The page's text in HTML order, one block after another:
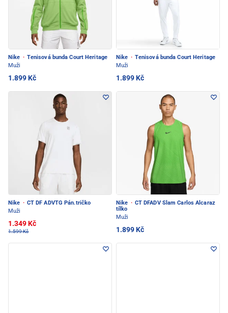
Nike · Tenisová bunda Court Heritage
Muži
1.899 Kč
Nike · Tenisová bunda Court Heritage
Muži
1.899 Kč
Nike · CT DF ADVTG Pán.tričko
Muži
1.349 Kč
1.599 Kč
Nike · CT DFADV Slam Carlos Alcaraz
tílko
Muži
1.899 Kč